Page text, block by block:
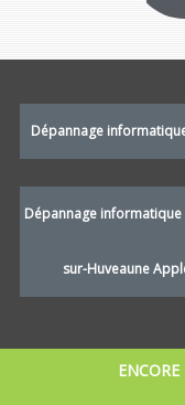
Dépannage
Dépannage informatique
sur-Huveaune
ENCORE